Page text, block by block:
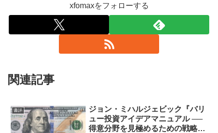
xfomaxをフォローする
関連記事
書評
ジョン・ミハルジェビック『バリ
ュー投資アイデアマニュアル ──
得意分野を見極めるための戦略の